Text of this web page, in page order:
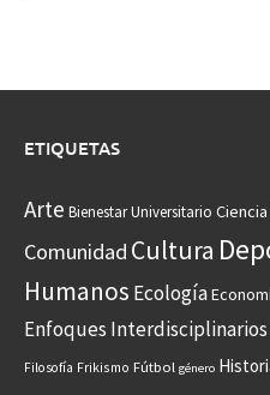
ETIQUETAS
Arte Bienestar Universitario Ciencia
Comunidad Cultura
Humanos Ecología
Enfoques Interdisciplinarios
Filosofía Frikismo Fútbol género